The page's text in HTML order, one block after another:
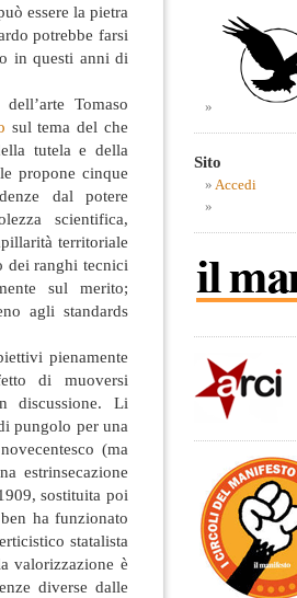
essere la pietra
potrebbe farsi
in questi anni di
Tomaso
sul tema del che
tutela e della
propone cinque
dal potere
scientifica,
territoriale
dei ranghi tecnici
sul merito;
agli standards
pienamente
di muoversi
discussione. Li
pungolo per una
(ma
estrinsecazione
sostituita poi
ha funzionato
statalista
valorizzazione è
diverse dalle
Sito
Accedi